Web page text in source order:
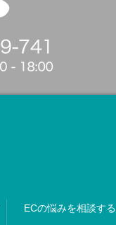
ECの悩みを相談する